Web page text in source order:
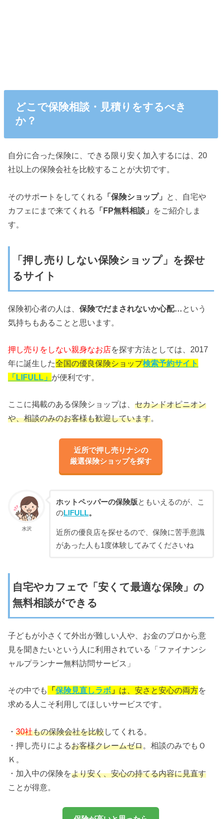
どこで保険相談・見積りをするべき
か？
自分に合った保険に、できる限り安く加入するには、20
社以上の保険会社を比較することが大切です。
そのサポートをしてくれる 「保険ショップ」 と、自宅や
カフェにまで来てくれる
「FP無料相談」 をご紹介しま
す。
「押し売りしない保険ショップ」を探せ
るサイト
保険初心者の人は、保険でだまされないか心配…という
気持ちもあることと思います。
押し売りをしない親身なお店を探す方法としては、2017
年に誕生した全国の優良保険ショップ検索予約サイト
「LIFULL」 が便利です。
ここに掲載のある保険ショップは、セカンドオピニオン
や、相談のみのお客様も歓迎しています。
近所で押し売りナシの
厳選保険ショップを探す
水沢
ホットペッパーの保険版ともいえるのが、こ
のLIFULL。
近所の優良店を探せるので、保険に苦手意識
があった人も1度体験してみてくださいね
自宅やカフェで「安くて最適な保険」の
無料相談ができる
子どもが小さくて外出が難しい人や、お金のプロから意
見を聞きたいという人に利用されている「ファイナンシ
ャルプランナー無料訪問サービス」
その中でも 「保険見直しラボ 」 は、安さと安心の両方を
求める人こそ利用してほしいサービスです。
・30社もの保険会社を比較してくれる。
・押し売りによるお客様クレームゼロ。相談のみでもＯ
Ｋ。
・加入中の保険をより安く、安心の持てる内容に見直す
ことが得意。